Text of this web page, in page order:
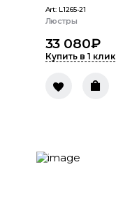
Art: L1265-21
Люстры
33 080₽
Купить в 1 клик